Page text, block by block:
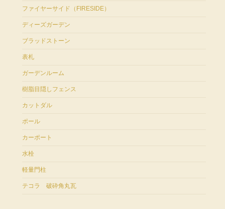
ファイヤーサイド（FIRESIDE）
ディーズガーデン
ブラッドストーン
表札
ガーデンルーム
樹脂目隠しフェンス
カットダル
ポール
カーポート
水栓
軽量門柱
テコラ 破砕角丸瓦